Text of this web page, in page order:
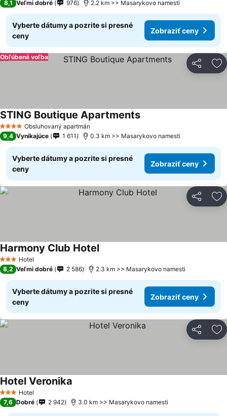
8,1 Veľmi dobré 976 2.2 km >> Masarykovo namesti
Vyberte dátumy a pozrite si presné
ceny
Zobraziť ceny
Zdieľať
Obľúbená voľba
4 Počet hviezdičiek
Obsluhovaný apartmán
STING Boutique Apartments
9,4 Vynikajúce 1 611 0.3 km >> Masarykovo namesti
Vyberte dátumy a pozrite si presné
ceny
Zobraziť ceny
Zdieľať
3 Počet hviezdičiek
Hotel
Harmony Club Hotel
8,2 Veľmi dobré 2 586 2.3 km >> Masarykovo namesti
Vyberte dátumy a pozrite si presné
ceny
Zobraziť ceny
Zdieľať
3 Počet hviezdičiek
Hotel
Hotel Veronika
7,6 Dobré 2 942 3.0 km >> Masarykovo namesti